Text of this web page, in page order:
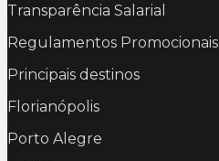
Transparência Salarial
Regulamentos Promocionais
Principais destinos
Florianópolis
Porto Alegre